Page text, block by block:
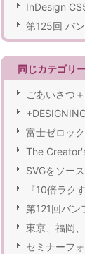
InDesign
第125回 バ
同じカテゴリ
ごあいさつ
富士ゼロッ
The
SVGをソー
『10倍ラク
第121回バン
東京、福岡
セミナーフ